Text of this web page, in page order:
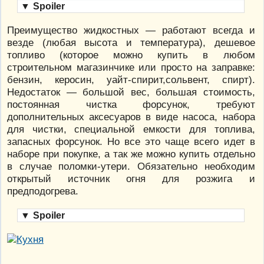
▼ Spoiler
Преимущество жидкостных — работают всегда и
везде (любая высота и температура), дешевое
топливо (которое можно купить в любом
строительном магазинчике или просто на заправке:
бензин, керосин, уайт-спирит,сольвент, спирт).
Недостаток — большой вес, большая стоимость,
постоянная чистка форсунок, требуют
дополнительных аксесуаров в виде насоса, набора
для чистки, специальной емкости для топлива,
запасных форсунок. Но все это чаще всего идет в
наборе при покупке, а так же можно купить отдельно
в случае поломки-утери. Обязательно необходим
открытый источник огня для розжига и
предподогрева.
▼ Spoiler